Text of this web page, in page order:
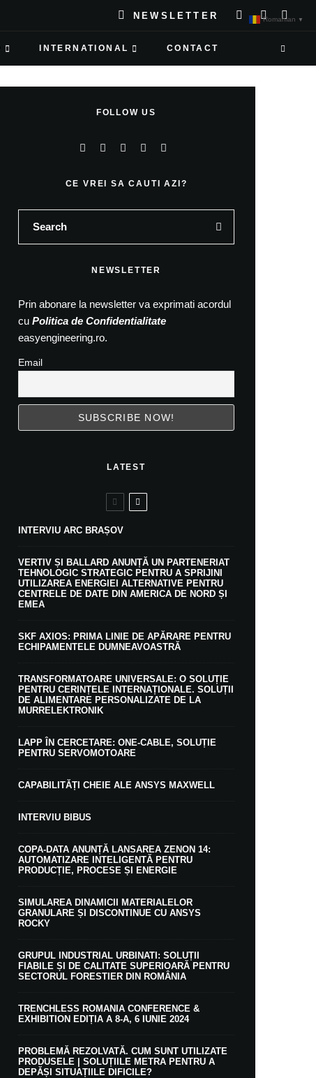
NEWSLETTER
INTERNATIONAL CONTACT
FOLLOW US
CE VREI SA CAUTI AZI?
NEWSLETTER
Prin abonare la newsletter va exprimati acordul
cu Politica de Confidentialitate
easyengineering.ro.
Email
LATEST
INTERVIU ARC BRAȘOV
VERTIV ȘI BALLARD ANUNȚĂ UN PARTENERIAT
TEHNOLOGIC STRATEGIC PENTRU A SPRIJINI
UTILIZAREA ENERGIEI ALTERNATIVE PENTRU
CENTRELE DE DATE DIN AMERICA DE NORD ȘI
EMEA
SKF AXIOS: PRIMA LINIE DE APĂRARE PENTRU
ECHIPAMENTELE DUMNEAVOASTRĂ
TRANSFORMATOARE UNIVERSALE: O SOLUȚIE
PENTRU CERINȚELE INTERNAȚIONALE. SOLUȚII
DE ALIMENTARE PERSONALIZATE DE LA
MURRELEKTRONIK
LAPP ÎN CERCETARE: ONE-CABLE, SOLUȚIE
PENTRU SERVOMOTOARE
CAPABILITĂȚI CHEIE ALE ANSYS MAXWELL
INTERVIU BIBUS
COPA-DATA ANUNȚĂ LANSAREA ZENON 14:
AUTOMATIZARE INTELIGENTĂ PENTRU
PRODUCȚIE, PROCESE ȘI ENERGIE
SIMULAREA DINAMICII MATERIALELOR
GRANULARE ȘI DISCONTINUE CU ANSYS
ROCKY
GRUPUL INDUSTRIAL URBINATI: SOLUȚII
FIABILE ȘI DE CALITATE SUPERIOARĂ PENTRU
SECTORUL FORESTIER DIN ROMÂNIA
TRENCHLESS ROMANIA CONFERENCE &
EXHIBITION EDIȚIA A 8-A, 6 IUNIE 2024
PROBLEMĂ REZOLVATĂ. CUM SUNT UTILIZATE
PRODUSELE | SOLUȚIILE METRA PENTRU A
DEPĂȘI SITUAȚIILE DIFICILE?
Romanian ▼